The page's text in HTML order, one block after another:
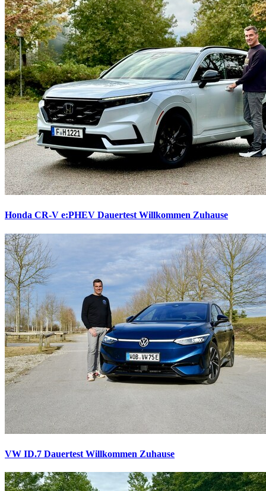
Honda CR-V e:PHEV Dauertest Willkommen Zuhause
VW ID.7 Dauertest Willkommen Zuhause